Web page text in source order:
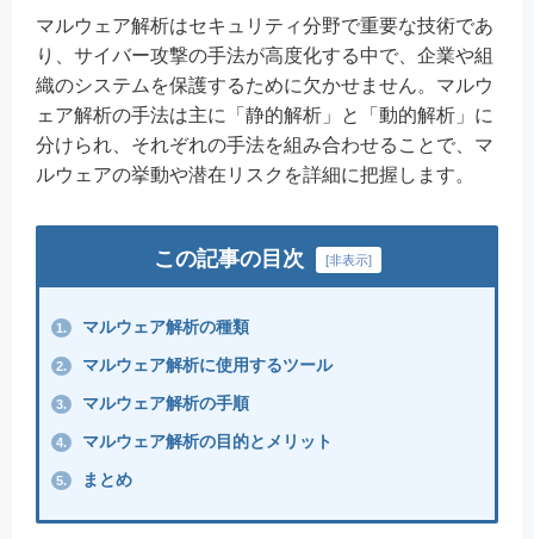
マルウェア解析はセキュリティ分野で重要な技術であ
り、サイバー攻撃の手法が高度化する中で、企業や組
織のシステムを保護するために欠かせません。マルウ
ェア解析の手法は主に「静的解析」と「動的解析」に
分けられ、それぞれの手法を組み合わせることで、マ
ルウェアの挙動や潜在リスクを詳細に把握します。
この記事の目次 [非表示]
1. マルウェア解析の種類
2. マルウェア解析に使用するツール
3. マルウェア解析の手順
4. マルウェア解析の目的とメリット
5. まとめ